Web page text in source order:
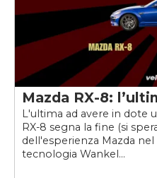
Mazda RX-8:
L'ultima ad avere in dote
RX-8 segna la fine (si
dell'esperienza Mazda
tecnologia Wankel...